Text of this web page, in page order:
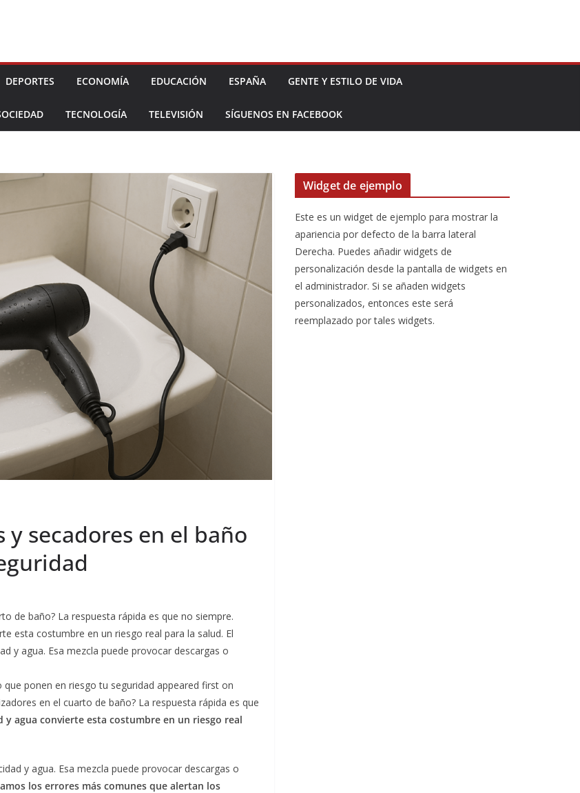
DEPORTES ECONOMÍA EDUCACIÓN ESPAÑA GENTE Y ESTILO DE VIDA
TECNOLOGÍA TELEVISIÓN SÍGUENOS EN FACEBOOK
secadores en el baño
de baño? La respuesta rápida es que no siempre.
esta costumbre en un riesgo real para la salud. El
y agua. Esa mezcla puede provocar descargas o
ponen en riesgo tu seguridad appeared first on
en el cuarto de baño? La respuesta rápida es que
agua convierte esta costumbre en un riesgo real
y agua. Esa mezcla puede provocar descargas o
los errores más comunes que alertan los
Widget de ejemplo
Este es un widget de ejemplo para mostrar la
apariencia por defecto de la barra lateral
Derecha. Puedes añadir widgets de
personalización desde la pantalla de widgets en
el administrador. Si se añaden widgets
personalizados, entonces este será
reemplazado por tales widgets.